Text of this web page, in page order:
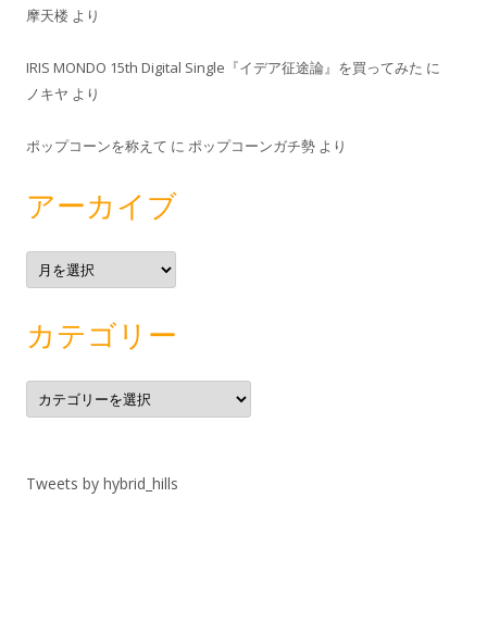
摩天楼 より
IRIS MONDO 15th Digital Single『イデア征途論』を買ってみた に
ノキヤ より
ポップコーンを称えて に ポップコーンガチ勢 より
アーカイブ
ア
ー
カ
カテゴリー
カ
テ
ゴ
Tweets by hybrid_hills